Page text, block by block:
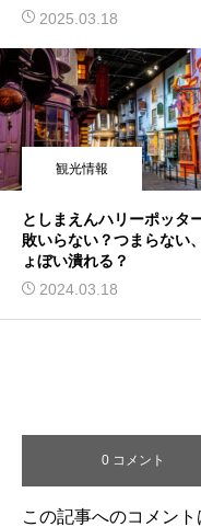
2025.03.18
観光情報
としまえんハリーポッタ
敗いらない？つまらない
ょぼい潰れる？
2024.03.18
0 コメント
この記事へのコメント